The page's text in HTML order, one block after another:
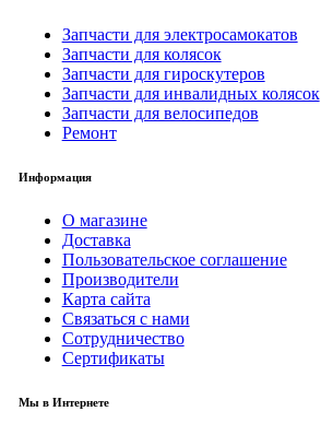
Запчасти для электросамокатов
Запчасти для колясок
Запчасти для гироскутеров
Запчасти для инвалидных колясок
Запчасти для велосипедов
Ремонт
Информация
О магазине
Доставка
Пользовательское соглашение
Производители
Карта сайта
Связаться с нами
Сотрудничество
Сертификаты
Мы в Интернете